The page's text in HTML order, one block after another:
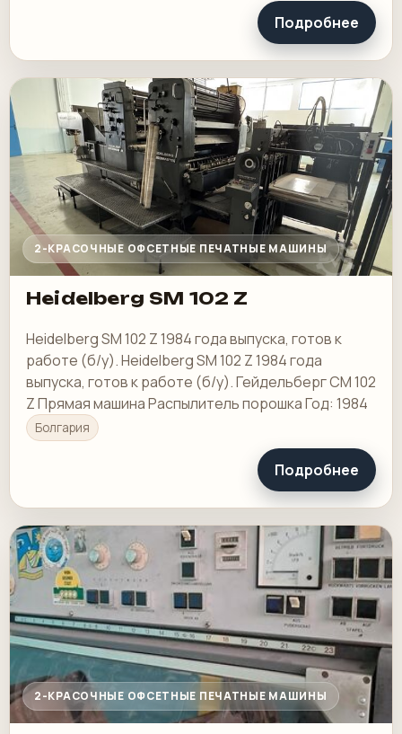
Подробнее
2-КРАСОЧНЫЕ ОФСЕТНЫЕ ПЕЧАТНЫЕ МАШИНЫ
Heidelberg SM 102 Z
Heidelberg SM 102 Z 1984 года выпуска, готов к
работе (б/у). Heidelberg SM 102 Z 1984 года
выпуска, готов к работе (б/у). Гейдельберг СМ 102
Z Прямая машина Распылитель порошка Год: 1984
Болгария
Подробнее
2-КРАСОЧНЫЕ ОФСЕТНЫЕ ПЕЧАТНЫЕ МАШИНЫ